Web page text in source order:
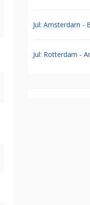
Jul: Amsterdam -
Jul: Rotterdam -